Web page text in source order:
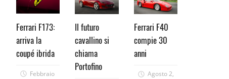
Ferrari F173:
arriva la
coupé ibrida
Febbraio
Il futuro
cavallino si
chiama
Portofino
Ferrari F40
compie 30
anni
Agosto 2,